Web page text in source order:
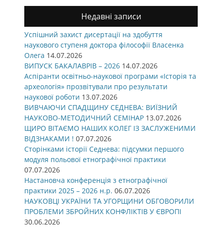
Недавні записи
Успішний захист дисертації на здобуття
наукового ступеня доктора філософії Власенка
Олега 14.07.2026
ВИПУСК БАКАЛАВРІВ – 2026 14.07.2026
Аспіранти освітньо-наукової програми «Історія та
археологія» прозвітували про результати
наукової роботи 13.07.2026
ВИВЧАЮЧИ СПАДЩИНУ СЕДНЕВА: ВИЇЗНИЙ
НАУКОВО-МЕТОДИЧНИЙ СЕМІНАР 13.07.2026
ЩИРО ВІТАЄМО НАШИХ КОЛЕГ ІЗ ЗАСЛУЖЕНИМИ
ВІДЗНАКАМИ ! 07.07.2026
Сторінками історії Седнева: підсумки першого
модуля польової етнографічної практики
07.07.2026
Настановча конференція з етнографічної
практики 2025 – 2026 н.р. 06.07.2026
НАУКОВЦІ УКРАЇНИ ТА УГОРЩИНИ ОБГОВОРИЛИ
ПРОБЛЕМИ ЗБРОЙНИХ КОНФЛІКТІВ У ЄВРОПІ
30.06.2026